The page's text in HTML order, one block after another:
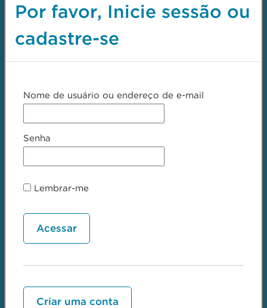
Por favor, Inicie sessão ou
cadastre-se
Nome de usuário ou endereço de e-mail
Senha
Lembrar-me
Criar uma conta